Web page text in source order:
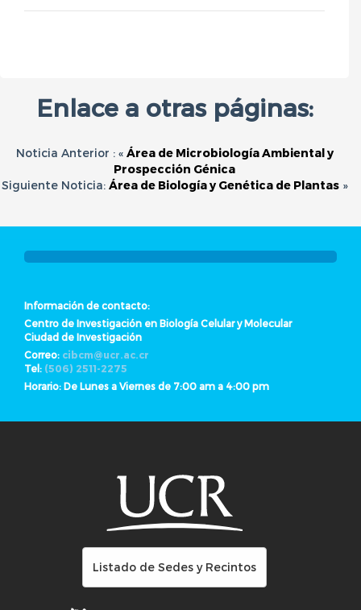
Enlace a otras páginas:
Noticia Anterior : « Área de Microbiología Ambiental y
Prospección Génica
Siguiente Noticia: Área de Biología y Genética de Plantas»
Información de contacto:
Centro de Investigación en Biología Celular y Molecular
Ciudad de Investigación
Correo: cibcm@ucr.ac.cr
Tel: (506) 2511-2275
Horario: De Lunes a Viernes de 7:00 am a 4:00 pm
Listado de Sedes y Recintos